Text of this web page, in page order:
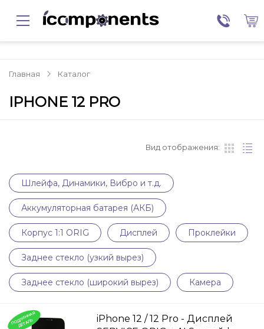
Главная Каталог
IPHONE 12 PRO
Вид отображения:
Шлейфа, Динамики, Вибро и т.д.
Аккумуляторная батарея (АКБ)
Корпус 1:1 ORIG Дисплей Проклейки
Заднее стекло (узкий вырез)
Заднее стекло (широкий вырез) Камера
П
О
Д
Л
И
Н
Н
А
Я
ДЕТ
А
ЛЬ
iPhone 12 / 12 Pro - Дисплей